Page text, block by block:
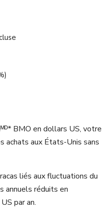
BMO en dollars US, votre
achats aux États-Unis sans
liés aux fluctuations du
annuels réduits en
par an.